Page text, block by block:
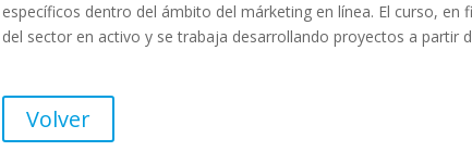
específicos dentro del ámbito del márketing en línea. El curso,
del sector en activo y se trabaja desarrollando proyectos a partir
Volver